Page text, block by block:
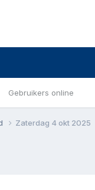
Gebruikers online
Zaterdag 4 okt 2025